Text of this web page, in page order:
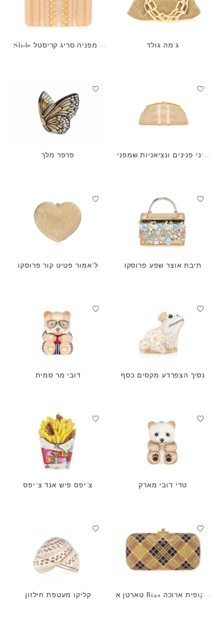
ג'מה גולד
שמפניה סריג קריסטל Slide
מיני פנינים ונציאניות שמפני
פרפר מלך
תיבת אוצר שפע פרוסקו ל'אמור פטיט קור פרוסקו
נסיך הצפרדע מקסים כסף דובי מר סמית
טדי דובי מארק צ'יפס פיש אנד צ'יפס
שקופית ארוכה Bias טארטן א
קליקו מעטפת חילזון